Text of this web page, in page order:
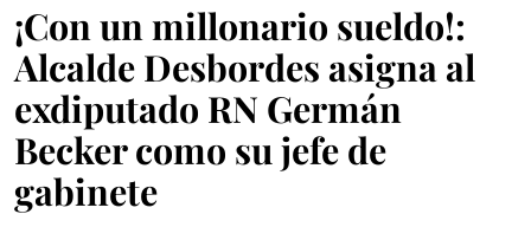
¡Con un millonario sueldo!:
Alcalde Desbordes asigna al
exdiputado RN Germán
Becker como su jefe de
gabinete